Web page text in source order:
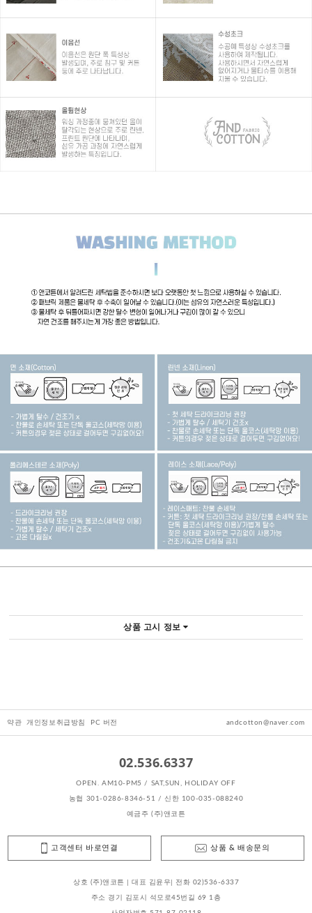
상품 고시 정보
약관 개인정보취급방침 PC 버전 andcotton@naver.com
02.536.6337
OPEN. AM10-PM5 / SAT,SUN, HOLIDAY OFF
농협 301-0286-8346-51 / 신한 100-035-088240
예금주 (주)앤코튼
고객센터 바로연결 상품 & 배송문의
상호 (주)앤코튼 | 대표 김윤우| 전화 02)536-6337
주소 경기 김포시 석모로45번길 69 1층